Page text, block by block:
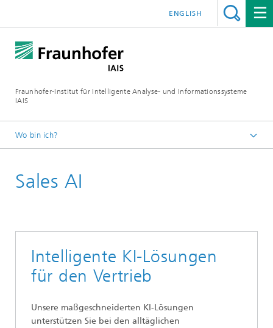
Fraunhofer-Institut für Intelligente Analyse- und Informationssysteme
IAIS
ENGLISH
Wo bin ich?
Branchen & Themen
Sales AI
Intelligente KI-Lösungen
für den Vertrieb
Unsere maßgeschneiderten KI-Lösungen
unterstützen Sie bei den alltäglichen